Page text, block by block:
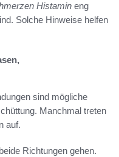
Histamin eng
Solche Hinweise helfen
sind mögliche
Manchmal treten
auf.
Richtungen gehen.